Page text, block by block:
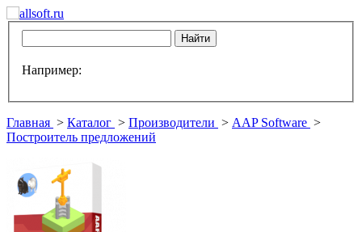
Например:
Главная > Каталог > Производители > AAP Software >
Построитель предложений